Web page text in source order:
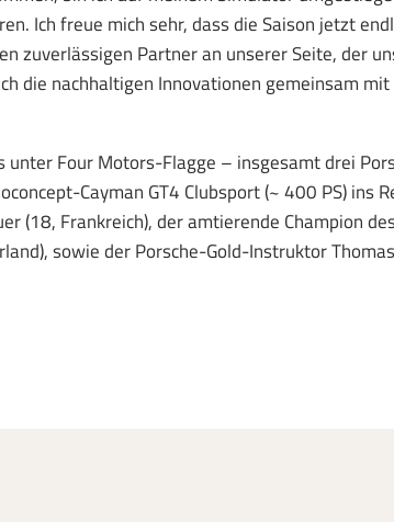
Ich freue mich sehr, dass die Saison jetzt
zuverlässigen Partner an unserer Seite, der
die nachhaltigen Innovationen gemeinsam
Four Motors-Flagge – insgesamt drei
Cayman GT4 Clubsport (~ 400 PS) ins
(18, Frankreich), der amtierende Champion
sowie der Porsche-Gold-Instruktor